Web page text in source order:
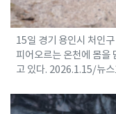
15일 경기 용인시 처인
피어오르는 온천에 몸을
고 있다. 2026.1.15/뉴